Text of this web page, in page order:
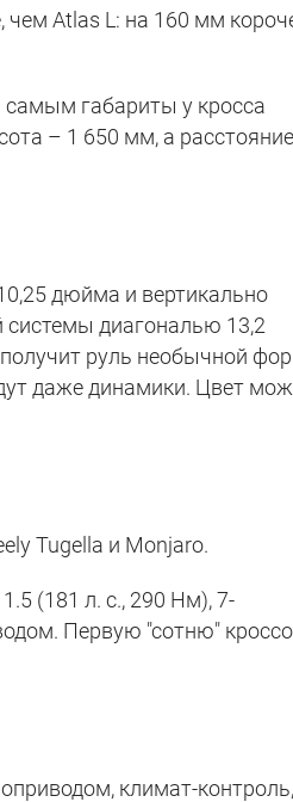
чем Atlas L: на 160 мм
самым габариты у кросса
– 1 650 мм, а расстояние
дюйма и вертикально
диагональю 13,2
руль необычной
даже динамики. Цвет
Tugella и Monjaro.
(181 л. с., 290 Нм), 7-
Первую "сотню"
климат-контроль,